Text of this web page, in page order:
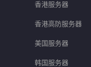
香港服务器
香港高防服务器
美国服务器
韩国服务器